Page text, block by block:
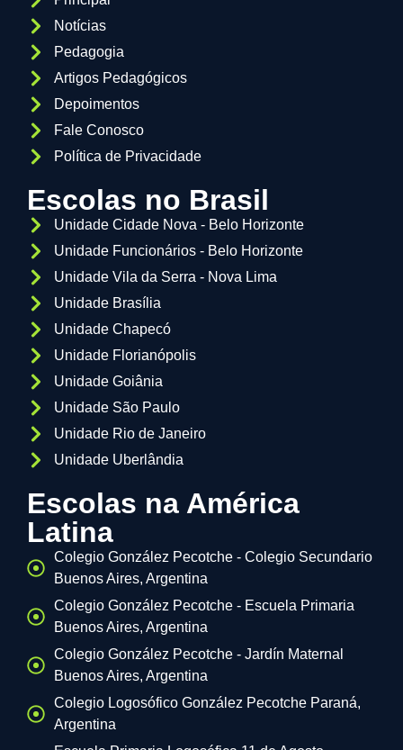
Notícias
Pedagogia
Artigos Pedagógicos
Depoimentos
Fale Conosco
Política de Privacidade
Escolas no Brasil
Unidade Cidade Nova - Belo Horizonte
Unidade Funcionários - Belo Horizonte
Unidade Vila da Serra - Nova Lima
Unidade Brasília
Unidade Chapecó
Unidade Florianópolis
Unidade Goiânia
Unidade São Paulo
Unidade Rio de Janeiro
Unidade Uberlândia
Escolas na América
Latina
Colegio González Pecotche - Colegio Secundario
Buenos Aires, Argentina
Colegio González Pecotche - Escuela Primaria
Buenos Aires, Argentina
Colegio González Pecotche - Jardín Maternal
Buenos Aires, Argentina
Colegio Logosófico González Pecotche Paraná,
Argentina